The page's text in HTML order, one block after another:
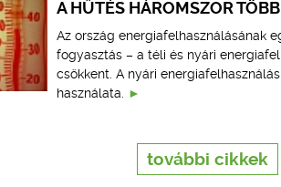
A HŰTÉS HÁROMSZOR
Az ország energiafelhasználásának
fogyasztás – a téli és nyári
csökkent. A nyári
használata.
további cikkek